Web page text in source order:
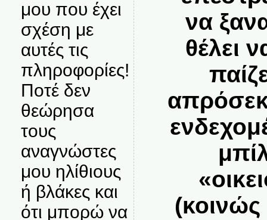
μου που έχει
σχέση με
αυτές τις
πληροφορίες!
Ποτέ δεν
θεώρησα
τους
αναγνώστες
μου ηλίθιους
ή βλάκες και
ότι μπορώ να
να
θέλει